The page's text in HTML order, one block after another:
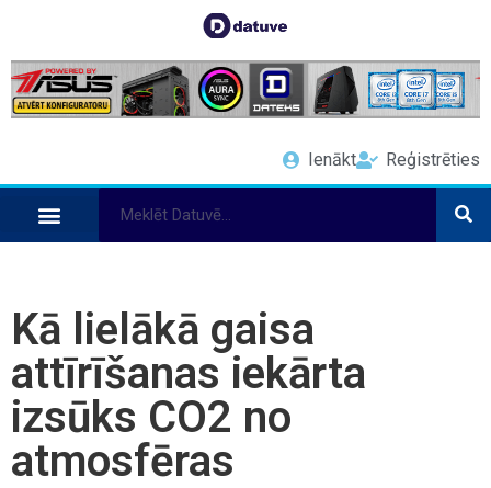
Ienākt Reģistrēties
Kā lielākā gaisa
attīrīšanas iekārta
izsūks CO2 no
atmosfēras